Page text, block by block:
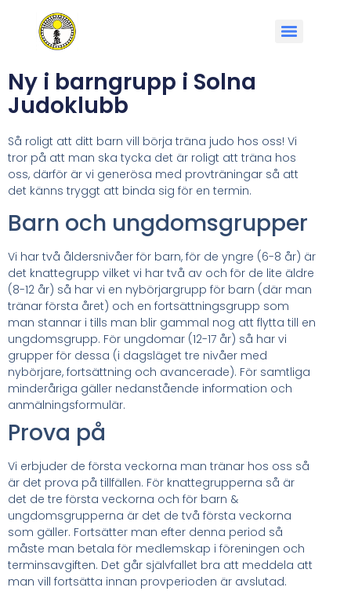
Ny i barngrupp i Solna
Judoklubb
Så roligt att ditt barn vill börja träna judo hos oss! Vi
tror på att man ska tycka det är roligt att träna hos
oss, därför är vi generösa med provträningar så att
det känns tryggt att binda sig för en termin.
Barn och ungdomsgrupper
Vi har två åldersnivåer för barn, för de yngre (6-8 år) är
det knattegrupp vilket vi har två av och för de lite äldre
(8-12 år) så har vi en nybörjargrupp för barn (där man
tränar första året) och en fortsättningsgrupp som
man stannar i tills man blir gammal nog att flytta till en
ungdomsgrupp. För ungdomar (12-17 år) så har vi
grupper för dessa (i dagsläget tre nivåer med
nybörjare, fortsättning och avancerade). För samtliga
minderåriga gäller nedanstående information och
anmälningsformulär.
Prova på
Vi erbjuder de första veckorna man tränar hos oss så
är det prova på tillfällen. För knattegrupperna så är
det de tre första veckorna och för barn &
ungdomsgrupperna är det de två första veckorna
som gäller. Fortsätter man efter denna period så
måste man betala för medlemskap i föreningen och
terminsavgiften. Det går självfallet bra att meddela att
man vill fortsätta innan provperioden är avslutad.